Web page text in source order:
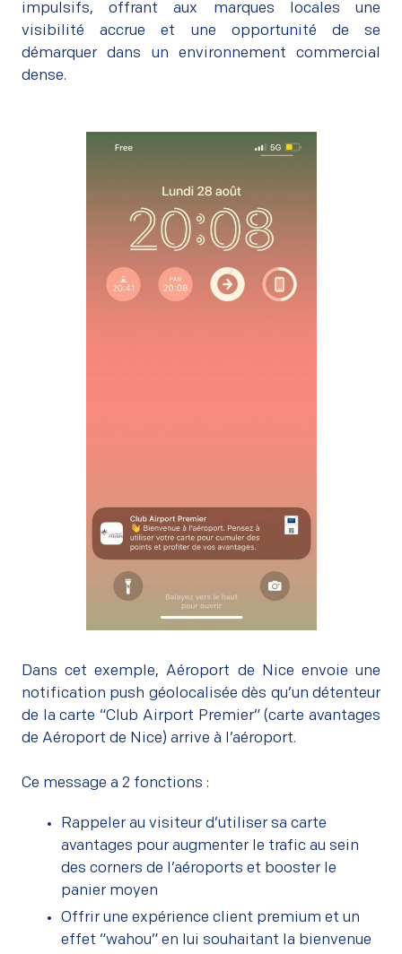
impulsifs, offrant aux marques locales une
visibilité accrue et une opportunité de se
démarquer dans un environnement commercial
dense.
Dans cet exemple, Aéroport de Nice envoie une
notification push géolocalisée dès qu’un détenteur
de la carte “Club Airport Premier” (carte avantages
de Aéroport de Nice) arrive à l’aéroport.
Ce message a 2 fonctions :
Rappeler au visiteur d’utiliser sa carte
avantages pour augmenter le trafic au sein
des corners de l’aéroports et booster le
panier moyen
Offrir une expérience client premium et un
effet “wahou” en lui souhaitant la bienvenue